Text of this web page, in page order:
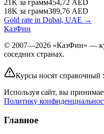
21K за грамм454,72 AED
18K за грамм389,76 AED
Gold rate in Dubai, UAE →
КазФин
© 2007—2026 «КазФин» —
соседних странах.
Курсы носят справочный
Используя сайт, вы
Политику
Главное